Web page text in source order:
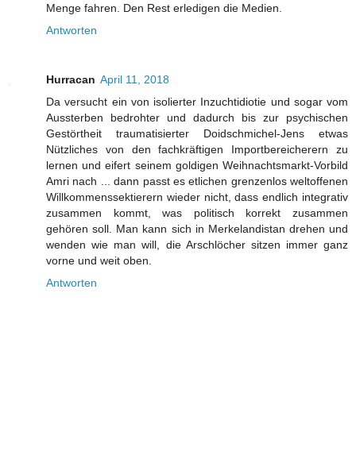
Menge fahren. Den Rest erledigen die Medien.
Antworten
Hurracan April 11, 2018
Da versucht ein von isolierter Inzuchtidiotie und sogar vom
Aussterben bedrohter und dadurch bis zur psychischen
Gestörtheit traumatisierter Doidschmichel-Jens etwas
Nützliches von den fachkräftigen Importbereicherern zu
lernen und eifert seinem goldigen Weihnachtsmarkt-Vorbild
Amri nach ... dann passt es etlichen grenzenlos weltoffenen
Willkommenssektierern wieder nicht, dass endlich integrativ
zusammen kommt, was politisch korrekt zusammen
gehören soll. Man kann sich in Merkelandistan drehen und
wenden wie man will, die Arschlöcher sitzen immer ganz
vorne und weit oben.
Antworten